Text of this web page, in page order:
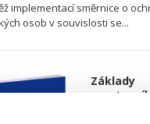
implementací směrnice o
osob v souvislosti se...
Základy